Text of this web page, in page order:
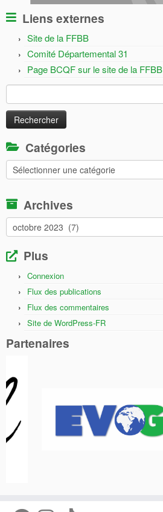
Liens externes
Site de la FFBB
Comité Départemental 31
Page BCQF sur le site de la FFBB
Rechercher :
Catégories
Catégories
Archives
Archives
Plus
Connexion
Flux des publications
Flux des commentaires
Site de WordPress-FR
Partenaires